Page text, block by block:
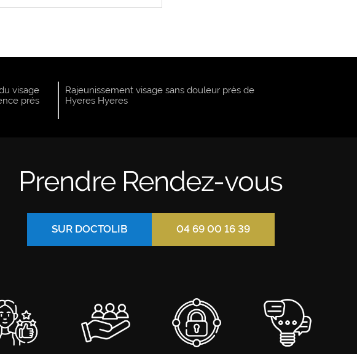
visage
prés
Rajeunissement visage sans douleur près de
Hyeres Hyeres
Prendre Rendez-vous
SUR DOCTOLIB 04 69 00 16 39